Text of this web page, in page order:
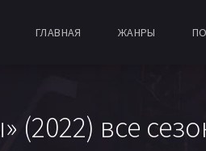
ГЛАВНАЯ ЖАНРЫ
(2022) все